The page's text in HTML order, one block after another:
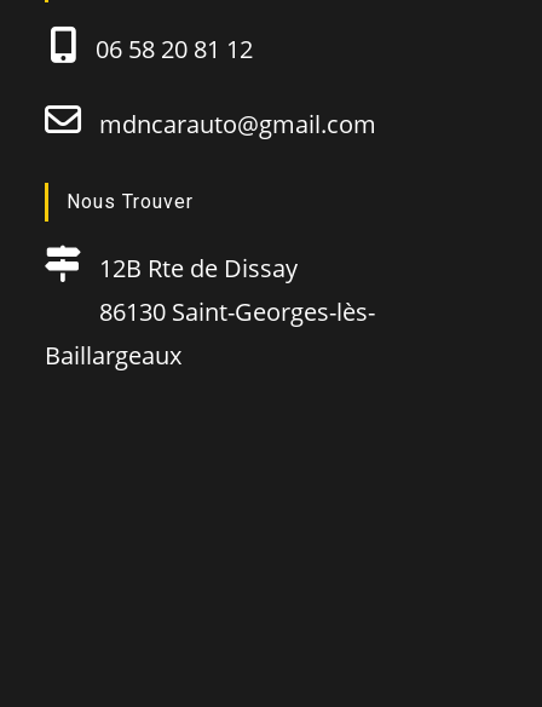
06 58 20 81 12
mdncarauto@gmail.com
Nous Trouver
12B Rte de Dissay
86130 Saint-Georges-lès-
Baillargeaux